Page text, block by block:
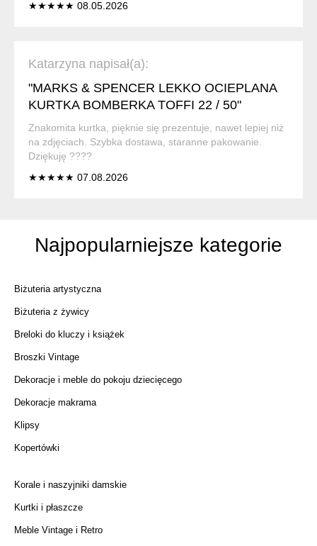
★★★★★ 08.05.2026
Katarzyna napisał(a):
"MARKS & SPENCER LEKKO OCIEPLANA
KURTKA BOMBERKA TOFFI 22 / 50"
Znakomita kurtka, pięknie się prezentuje, nawet lepiej niż
na zdjęciach. Szybka dostawa, staranne pakowanie.
Dziękuję ????
★★★★★ 07.08.2026
Najpopularniejsze kategorie
Biżuteria artystyczna
Biżuteria z żywicy
Breloki do kluczy i książek
Broszki Vintage
Dekoracje i meble do pokoju dziecięcego
Dekoracje makrama
Klipsy
Kopertówki
Korale i naszyjniki damskie
Kurtki i płaszcze
Meble Vintage i Retro